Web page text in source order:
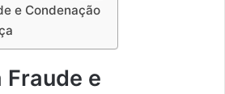
e Condenação
Fraude e